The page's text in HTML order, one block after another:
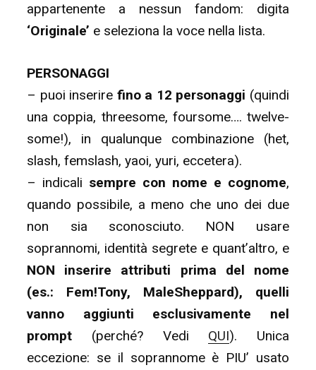
appartenente a nessun fandom: digita
‘Originale’ e seleziona la voce nella lista.
PERSONAGGI
– puoi inserire fino a 12 personaggi (quindi
una coppia, threesome, foursome…. twelve-
some!), in qualunque combinazione (het,
slash, femslash, yaoi, yuri, eccetera).
– indicali sempre con nome e cognome,
quando possibile, a meno che uno dei due
non sia sconosciuto. NON usare
soprannomi, identità segrete e quant’altro, e
NON inserire attributi prima del nome
(es.: Fem!Tony, MaleSheppard), quelli
vanno aggiunti esclusivamente nel
prompt (perché? Vedi QUI). Unica
eccezione: se il soprannome è PIU’ usato